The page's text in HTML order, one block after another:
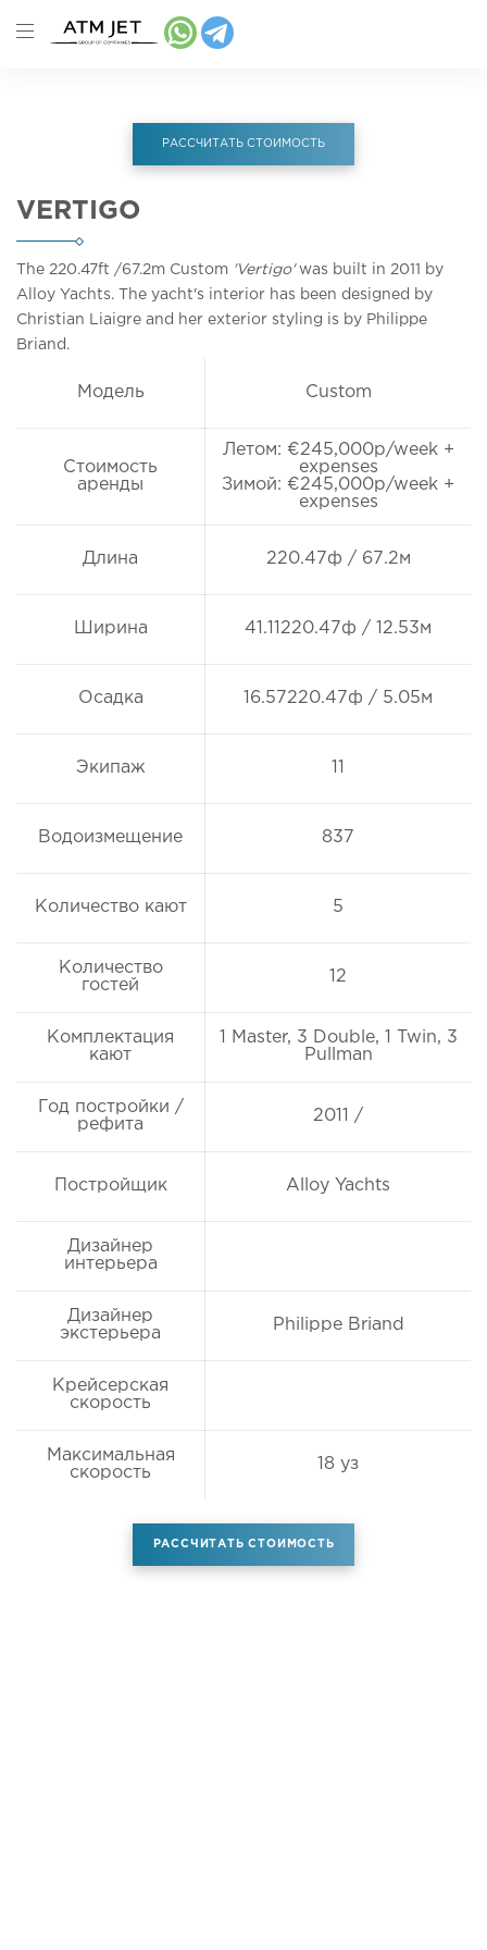
РАССЧИТАТЬ СТОИМОСТЬ
VERTIGO
The 220.47ft /67.2m Custom 'Vertigo'was built in 2011 by
Alloy Yachts. The yacht's interior has been designed by
Christian Liaigre and her exterior styling is by Philippe
Briand.
Модель Custom
Стоимость
аренды
Летом: €245,000p/week +
expenses
Зимой: €245,000p/week +
expenses
Длина 220.47ф / 67.2м
Ширина 41.11220.47ф / 12.53м
Осадка 16.57220.47ф / 5.05м
Экипаж 11
Водоизмещение 837
Количество кают 5
Количество
гостей
12
Комплектация
кают
1 Master, 3 Double, 1 Twin, 3
Pullman
Год постройки /
рефита
2011 /
Постройщик Alloy Yachts
Дизайнер
интерьера
Дизайнер
экстерьера
Philippe Briand
Крейсерская
скорость
Максимальная
скорость
18 уз
РАССЧИТАТЬ СТОИМОСТЬ